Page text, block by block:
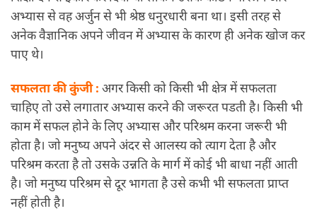
अभ्यास से वह अर्जुन से भी श्रेष्ठ धनुरधारी बना था। इसी तरह से
अनेक वैज्ञानिक अपने जीवन में अभ्यास के कारण ही अनेक खोज कर
पाए थे।
सफलता की कुंजी : अगर किसी को किसी भी क्षेत्र में सफलता
चाहिए तो उसे लगातार अभ्यास करने की जरूरत पडती है। किसी भी
काम में सफल होने के लिए अभ्यास और परिश्रम करना जरूरी भी
होता है। जो मनुष्य अपने अंदर से आलस्य को त्याग देता है और
परिश्रम करता है तो उसके उन्नति के मार्ग में कोई भी बाधा नहीं आती
है। जो मनुष्य परिश्रम से दूर भागता है उसे कभी भी सफलता प्राप्त
नहीं होती है।